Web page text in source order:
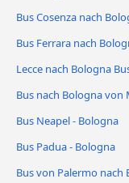
Bus Cosenza nach
Bus Ferrara nach
Lecce nach Bologna
Bus nach Bologna von
Bus Neapel - Bologna
Bus Padua - Bologna
Bus von Palermo nach